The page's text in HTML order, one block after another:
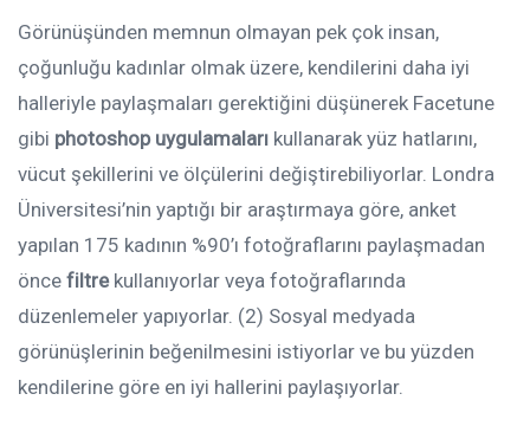
Görünüşünden memnun olmayan pek çok insan,
çoğunluğu kadınlar olmak üzere, kendilerini daha iyi
halleriyle paylaşmaları gerektiğini düşünerek Facetune
gibi photoshop uygulamaları kullanarak yüz hatlarını,
vücut şekillerini ve ölçülerini değiştirebiliyorlar. Londra
Üniversitesi’nin yaptığı bir araştırmaya göre, anket
yapılan 175 kadının %90’ı fotoğraflarını paylaşmadan
önce filtrekullanıyorlar veya fotoğraflarında
düzenlemeler yapıyorlar. (2) Sosyal medyada
görünüşlerinin beğenilmesini istiyorlar ve bu yüzden
kendilerine göre en iyi hallerini paylaşıyorlar.